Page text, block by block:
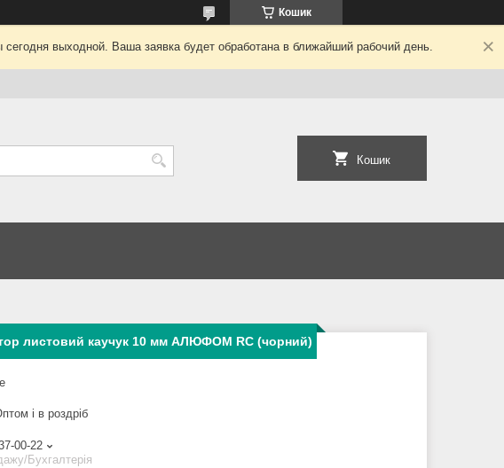
Кошик
выходной. Ваша заявка будет обработана в ближайший рабочий день.
Кошик
листовий каучук 10 мм АЛЮФОМ RС (чорний)
і в роздріб
00-22
Бухгалтерія